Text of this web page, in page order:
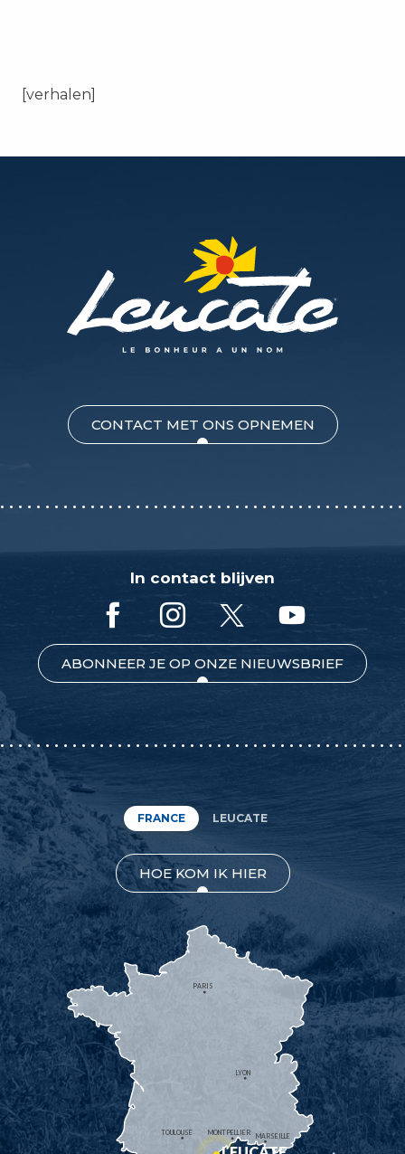
[verhalen]
CONTACT MET ONS OPNEMEN
In contact blijven
ABONNEER JE OP ONZE NIEUWSBRIEF
FRANCE LEUCATE
HOE KOM IK HIER
MONTPELLIER MARSEILLE
TOULOUSE
LYON
PARIS